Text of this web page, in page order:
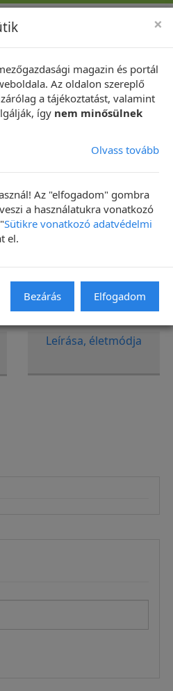
A napraforgó rovarkártevői
Leírása, életmódja
×
magazin és portál
Az oldalon szereplő
a tájékoztatást, valamint
így nem minősülnek
Olvass tovább
Az "elfogadom" gombra
a használatukra vonatkozó
Sütikre vonatkozó adatvédelmi
el.
Bezárás Elfogadom